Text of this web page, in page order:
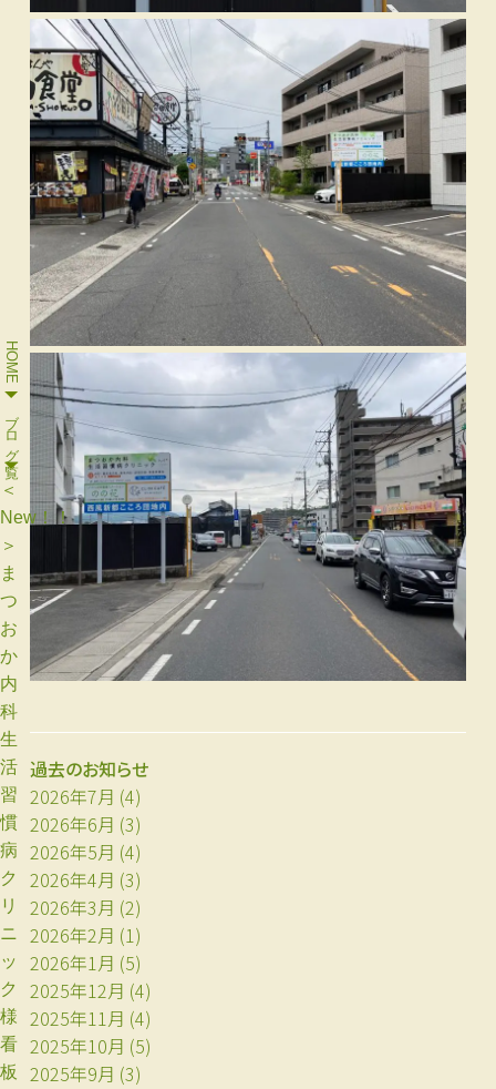
HOME
ブログ一覧
＜
New！！
＞
ま
つ
お
か
内
科
生
活
習
慣
病
ク
リ
ニ
ッ
ク
様
看
板
過去のお知らせ
2026年7月 (4)
2026年6月 (3)
2026年5月 (4)
2026年4月 (3)
2026年3月 (2)
2026年2月 (1)
2026年1月 (5)
2025年12月 (4)
2025年11月 (4)
2025年10月 (5)
2025年9月 (3)